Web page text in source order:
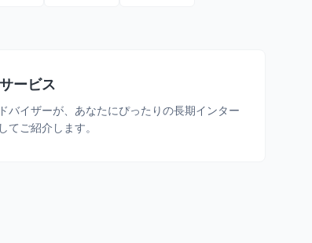
ービス
バイザーが、あなたにぴったりの長期インター
てご紹介します。